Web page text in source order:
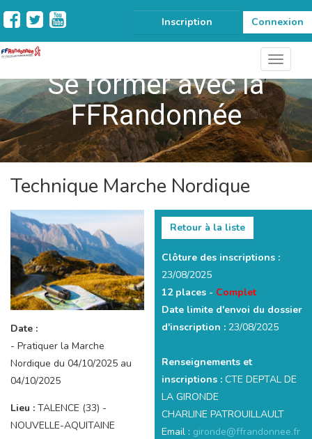
Inscription Connexion
Se former avec la
FFRandonnée
Technique Marche Nordique
Date :
- Pratiquer la Marche
Nordique du 04/10/2025 au
04/10/2025
Lieu : TALENCE (33) -
NOUVELLE-AQUITAINE
Retour à la liste
Clôture des inscriptions :
23/08/2025
12 places - Complet
Date limite d'envoi du dossier
d'inscription : 23/08/2025
Renseignements et
inscriptions : CTE DEPTAL DE
LA GIRONDE
CHARLINE PATROUILLAULT
Email : gironde@ffrandonnee.fr